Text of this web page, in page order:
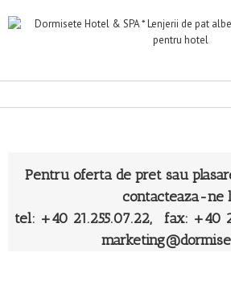
Pentru oferta de pret sau
contacteaza-ne
tel: +40 21.255.07.22, fax: +40